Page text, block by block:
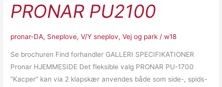
PRONAR PU2100
pronar-DA, Sneplove,V/Y sneplov,Vej og park /w18
Se brochuren Find forhandler GALLERI SPECIFIKATIONER
Pronar HJEMMESIDE Det fleksible valg PRONAR PU-1700
”Kacper” kan via 2 klapskær anvendes både som side-, spids-